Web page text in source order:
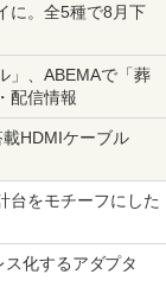
に。全5種で8月下
」、ABEMAで「葬
配信情報
HDMIケーブル
台をモチーフにした
化するアダプタ